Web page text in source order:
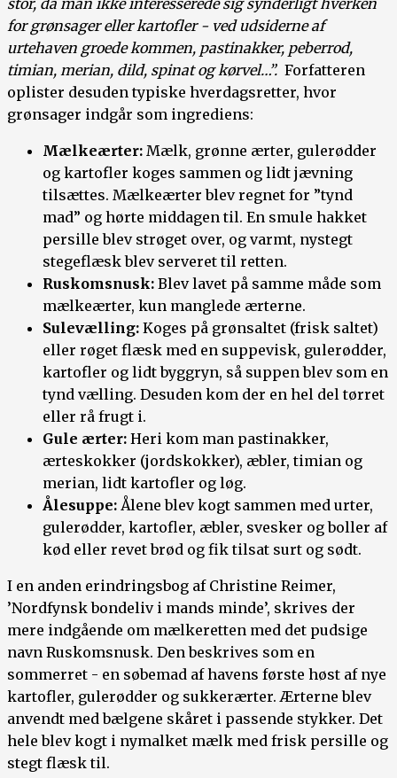
stor, da man ikke interesserede sig synderligt hverken
for grønsager eller kartofler - ved udsiderne af
urtehaven groede kommen, pastinakker, peberrod,
timian, merian, dild, spinat og kørvel…”. Forfatteren
oplister desuden typiske hverdagsretter, hvor
grønsager indgår som ingrediens:
Mælkeærter: Mælk, grønne ærter, gulerødder
og kartofler koges sammen og lidt jævning
tilsættes. Mælkeærter blev regnet for ”tynd
mad” og hørte middagen til. En smule hakket
persille blev strøget over, og varmt, nystegt
stegeflæsk blev serveret til retten.
Ruskomsnusk: Blev lavet på samme måde som
mælkeærter, kun manglede ærterne.
Sulevælling: Koges på grønsaltet (frisk saltet)
eller røget flæsk med en suppevisk, gulerødder,
kartofler og lidt byggryn, så suppen blev som en
tynd vælling. Desuden kom der en hel del tørret
eller rå frugt i.
Gule ærter: Heri kom man pastinakker,
ærteskokker (jordskokker), æbler, timian og
merian, lidt kartofler og løg.
Ålesuppe: Ålene blev kogt sammen med urter,
gulerødder, kartofler, æbler, svesker og boller af
kød eller revet brød og fik tilsat surt og sødt.
I en anden erindringsbog af Christine Reimer,
’Nordfynsk bondeliv i mands minde’, skrives der
mere indgående om mælkeretten med det pudsige
navn Ruskomsnusk. Den beskrives som en
sommerret - en søbemad af havens første høst af nye
kartofler, gulerødder og sukkerærter. Ærterne blev
anvendt med bælgene skåret i passende stykker. Det
hele blev kogt i nymalket mælk med frisk persille og
stegt flæsk til.